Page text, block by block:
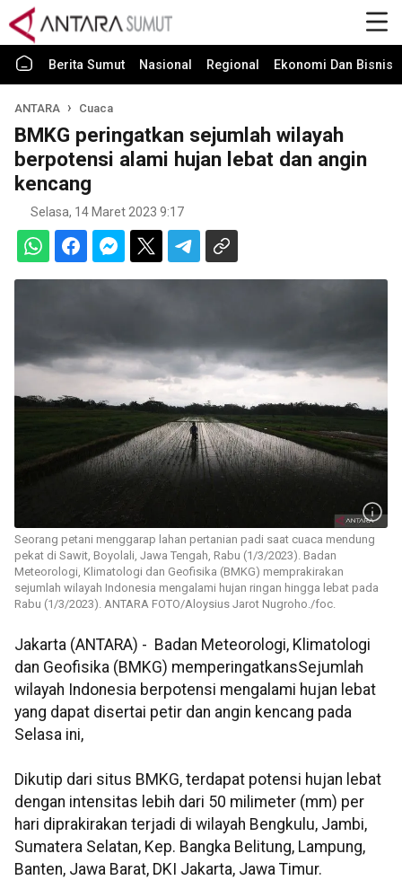
Berita Sumut Nasional Regional Ekonomi Dan Bisnis
ANTARA Cuaca
BMKG peringatkan sejumlah wilayah
berpotensi alami hujan lebat dan angin
kencang
Selasa, 14 Maret 2023 9:17
Seorang petani menggarap lahan pertanian padi saat cuaca mendung
pekat di Sawit, Boyolali, Jawa Tengah, Rabu (1/3/2023). Badan
Meteorologi, Klimatologi dan Geofisika (BMKG) memprakirakan
sejumlah wilayah Indonesia mengalami hujan ringan hingga lebat pada
Rabu (1/3/2023). ANTARA FOTO/Aloysius Jarot Nugroho./foc.
Jakarta (ANTARA) - Badan Meteorologi, Klimatologi
dan Geofisika (BMKG) memperingatkansSejumlah
wilayah Indonesia berpotensi mengalami hujan lebat
yang dapat disertai petir dan angin kencang pada
Selasa ini,
Dikutip dari situs BMKG, terdapat potensi hujan lebat
dengan intensitas lebih dari 50 milimeter (mm) per
hari diprakirakan terjadi di wilayah Bengkulu, Jambi,
Sumatera Selatan, Kep. Bangka Belitung, Lampung,
Banten, Jawa Barat, DKI Jakarta, Jawa Timur.